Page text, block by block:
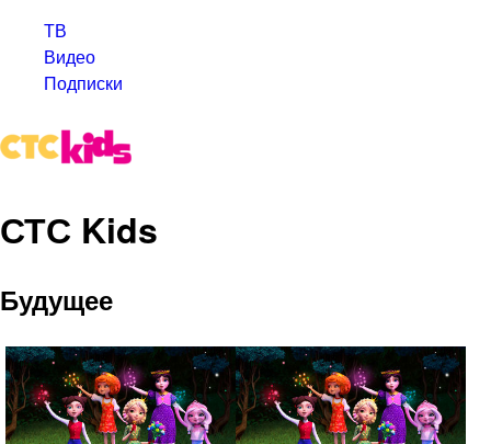
ТВ
Видео
Подписки
СТС Kids
Будущее